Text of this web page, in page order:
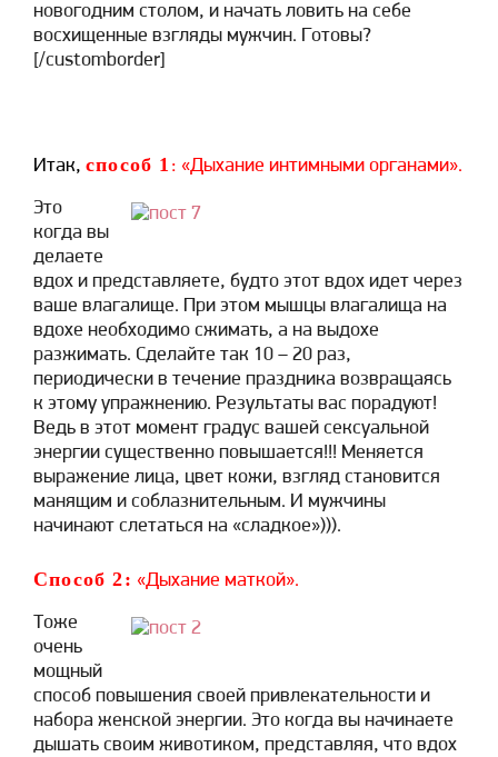
новогодним столом, и начать ловить на себе
восхищенные взгляды мужчин. Готовы?
[/customborder]
Итак, способ 1 : «Дыхание интимными органами».
Это
когда вы
делаете
вдох и представляете, будто этот вдох идет через
ваше влагалище. При этом мышцы влагалища на
вдохе необходимо сжимать, а на выдохе
разжимать. Сделайте так 10 – 20 раз,
периодически в течение праздника возвращаясь
к этому упражнению. Результаты вас порадуют!
Ведь в этот момент градус вашей сексуальной
энергии существенно повышается!!! Меняется
выражение лица, цвет кожи, взгляд становится
манящим и соблазнительным. И мужчины
начинают слетаться на «сладкое»))).
Способ 2: «Дыхание маткой».
Тоже
очень
мощный
способ повышения своей привлекательности и
набора женской энергии. Это когда вы начинаете
дышать своим животиком, представляя, что вдох